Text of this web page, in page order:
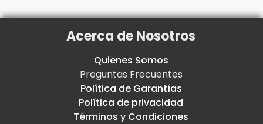
Acerca de Nosotros
Quienes Somos
Preguntas Frecuentes
Política de Garantías
Política de privacidad
Términos y Condiciones